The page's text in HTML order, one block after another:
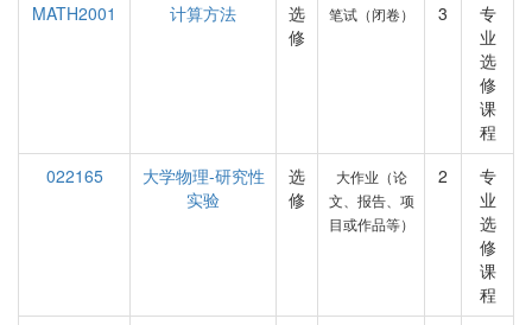
MATH2001
计算方法
选
修
笔试（闭卷） 3
专
业
选
修
课
程
022165
大学物理-研究性
实验
选
修
大作业（论
文、报告、项
目或作品等）
2
专
业
选
修
课
程